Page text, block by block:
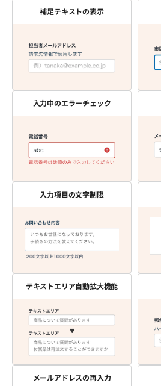
補足テキストの表示
入力中のエラーチェック
入力項目の文字制限
テキストエリア自動拡大機能
メールアドレスの再入力